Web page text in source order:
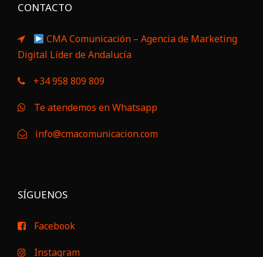
CONTACTO
CMA Comunicación – Agencia de Marketing
Digital Líder de Andalucía
+34 958 809 809
Te atendemos en Whatsapp
info@cmacomunicacion.com
SÍGUENOS
Facebook
Instagram